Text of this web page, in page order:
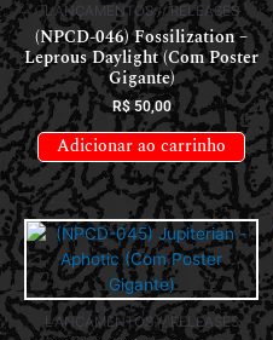
LANÇAMENTOS // RELEASES
(NPCD-046) Fossilization –
Leprous Daylight (Com Poster
Gigante)
R$50,00
Adicionar ao carrinho
LANÇAMENTOS // RELEASES